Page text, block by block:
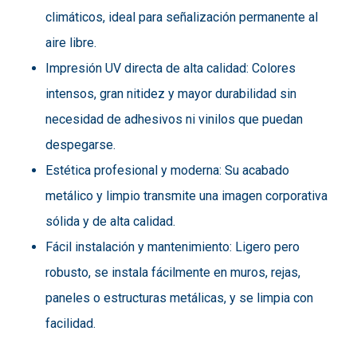
climáticos, ideal para señalización permanente al
aire libre.
Impresión UV directa de alta calidad: Colores
intensos, gran nitidez y mayor durabilidad sin
necesidad de adhesivos ni vinilos que puedan
despegarse.
Estética profesional y moderna: Su acabado
metálico y limpio transmite una imagen corporativa
sólida y de alta calidad.
Fácil instalación y mantenimiento: Ligero pero
robusto, se instala fácilmente en muros, rejas,
paneles o estructuras metálicas, y se limpia con
facilidad.